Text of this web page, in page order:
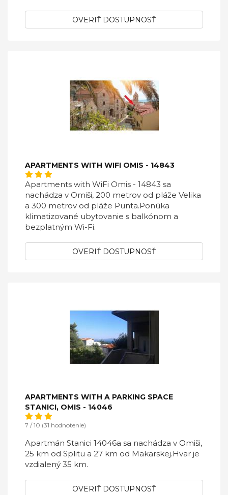
OVERIŤ DOSTUPNOSŤ
APARTMENTS WITH WIFI OMIS - 14843
Apartments with WiFi Omis - 14843 sa
nachádza v Omiši, 200 metrov od pláže Velika
a 300 metrov od pláže Punta.Ponúka
klimatizované ubytovanie s balkónom a
bezplatným Wi-Fi.
OVERIŤ DOSTUPNOSŤ
APARTMENTS WITH A PARKING SPACE
STANICI, OMIS - 14046
7 / 10 (31 hodnotenie)
Apartmán Stanici 14046a sa nachádza v Omiši,
25 km od Splitu a 27 km od Makarskej.Hvar je
vzdialený 35 km.
OVERIŤ DOSTUPNOSŤ